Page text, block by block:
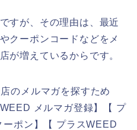
すが、その理由は、最近
クーポンコードなどをメ
が増えているからです。
のメルマガを探すため
メルマガ登録】【 プ
ポン】【 プラスWEED